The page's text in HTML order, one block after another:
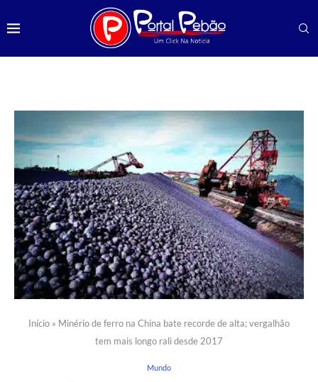
Início » Minério de ferro na China bate recorde de alta; vergalhão
tem mais longo rali desde 2017
Mundo